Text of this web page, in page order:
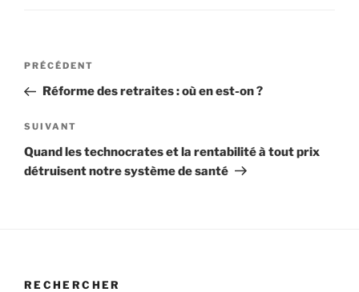
Navigation
l’article
Article
précédent
PRÉCÉDENT
Réforme des retraites : où en est-on ?
Article
suivant
SUIVANT
Quand les technocrates et la rentabilité à tout prix
détruisent notre système de santé
RECHERCHER